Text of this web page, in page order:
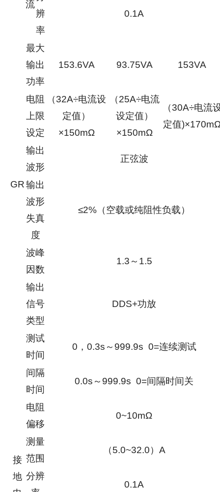
GR
流
辨
率
0.1A
最大
输出
功率
153.6VA 93.75VA 153VA
电阻
上限
设定
（32A÷电流设
定值）
×150mΩ
（25A÷电流
设定值）
×150mΩ
（30A÷电流
定值
输出
波形
正弦波
输出
波形
失真
度
≤2%（空载或纯阻性负载）
波峰
因数
1.3～1.5
输出
信号
类型
DDS+功放
测试
时间
0，0.3s～999.9s 0=连续测试
间隔
时间
0.0s～999.9s 0=间隔时间关
电阻
偏移
0~10mΩ
接
地
测量
范围
（5.0~32.0）A
分辨
0.1A